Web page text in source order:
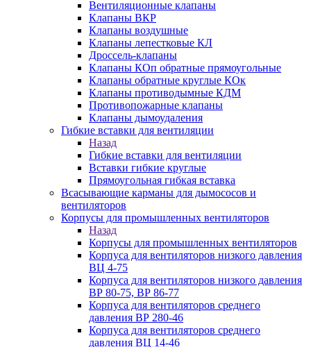
Вентиляционные клапаны
Клапаны ВКР
Клапаны воздушные
Клапаны лепестковые КЛ
Дроссель-клапаны
Клапаны КОп обратные прямоугольные
Клапаны обратные круглые КОк
Клапаны противодымные КДМ
Противопожарные клапаны
Клапаны дымоудаления
Гибкие вставки для вентиляции
Назад
Гибкие вставки для вентиляции
Вставки гибкие круглые
Прямоугольная гибкая вставка
Всасывающие карманы для дымососов и
вентиляторов
Корпусы для промышленных вентиляторов
Назад
Корпусы для промышленных вентиляторов
Корпуса для вентиляторов низкого давления
ВЦ 4-75
Корпуса для вентиляторов низкого давления
ВР 80-75, ВР 86-77
Корпуса для вентиляторов среднего
давления ВР 280-46
Корпуса для вентиляторов среднего
давления ВЦ 14-46